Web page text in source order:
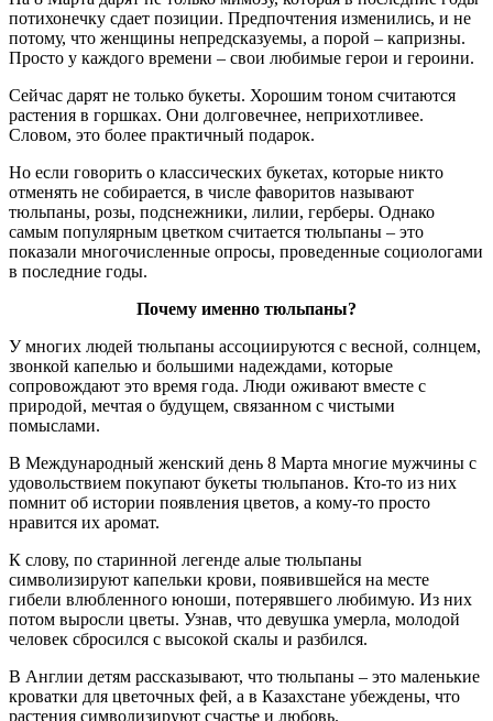
потихонечку сдает позиции. Предпочтения изменились, и не
потому, что женщины непредсказуемы, а порой – капризны.
Просто у каждого времени – свои любимые герои и героини.
Сейчас дарят не только букеты. Хорошим тоном считаются
растения в горшках. Они долговечнее, неприхотливее.
Словом, это более практичный подарок.
Но если говорить о классических букетах, которые никто
отменять не собирается, в числе фаворитов называют
тюльпаны, розы, подснежники, лилии, герберы. Однако
самым популярным цветком считается тюльпаны – это
показали многочисленные опросы, проведенные социологами
в последние годы.
Почему именно тюльпаны?
У многих людей тюльпаны ассоциируются с весной, солнцем,
звонкой капелью и большими надеждами, которые
сопровождают это время года. Люди оживают вместе с
природой, мечтая о будущем, связанном с чистыми
помыслами.
В Международный женский день 8 Марта многие мужчины с
удовольствием покупают букеты тюльпанов. Кто-то из них
помнит об истории появления цветов, а кому-то просто
нравится их аромат.
К слову, по старинной легенде алые тюльпаны
символизируют капельки крови, появившейся на месте
гибели влюбленного юноши, потерявшего любимую. Из них
потом выросли цветы. Узнав, что девушка умерла, молодой
человек сбросился с высокой скалы и разбился.
В Англии детям рассказывают, что тюльпаны – это маленькие
кроватки для цветочных фей, а в Казахстане убеждены, что
растения символизируют счастье и любовь.